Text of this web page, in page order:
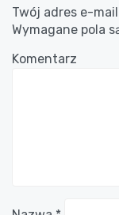
Twój adres e-
Wymagane pola
Komentarz